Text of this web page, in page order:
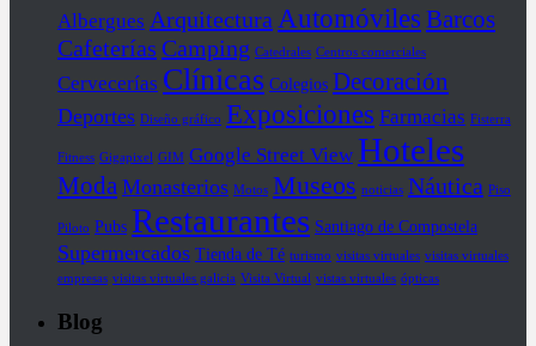
Albergues Arquitectura Automóviles Barcos
Cafeterías Camping Catedrales Centros comerciales
Cervecerías Clínicas Colegios Decoración
Deportes Diseño gráfico Exposiciones Farmacias Fisterra
Fitness Gigapixel GIM Google Street View Hoteles
Moda Monasterios Motos Museos noticias Náutica Piso
Piloto Pubs Restaurantes Santiago de Compostela
Supermercados Tienda de Té turismo visitas virtuales visitas virtuales
empresas visitas virtuales galicia Visita Virtual vistas virtuales ópticas
Blog